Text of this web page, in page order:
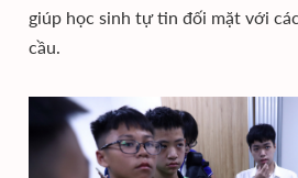
giúp học sinh tự tin đối mặt với
cầu.